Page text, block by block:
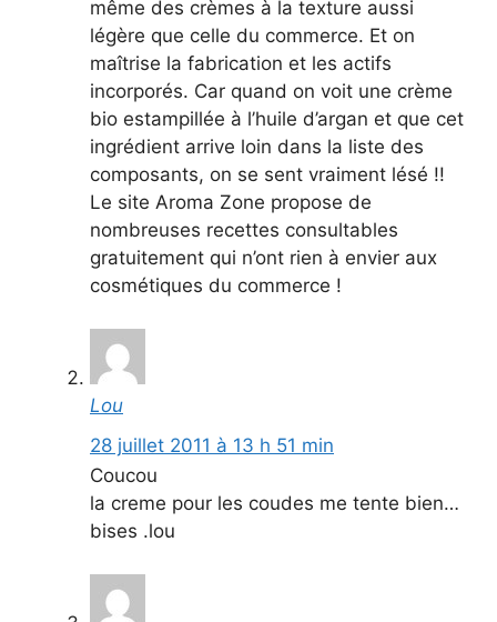
même des crèmes à la texture aussi
légère que celle du commerce. Et on
maîtrise la fabrication et les actifs
incorporés. Car quand on voit une crème
bio estampillée à l’huile d’argan et que cet
ingrédient arrive loin dans la liste des
composants, on se sent vraiment lésé !!
Le site Aroma Zone propose de
nombreuses recettes consultables
gratuitement qui n’ont rien à envier aux
cosmétiques du commerce !
Lou
28 juillet 2011 à 13 h 51 min
Coucou
la creme pour les coudes me tente bien…
bises .lou